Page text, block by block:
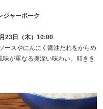
ジャーポーク
23日（木）10:00
ースやにんにく醤油だれをからめ
が重なる奥深い味わい。叩きき